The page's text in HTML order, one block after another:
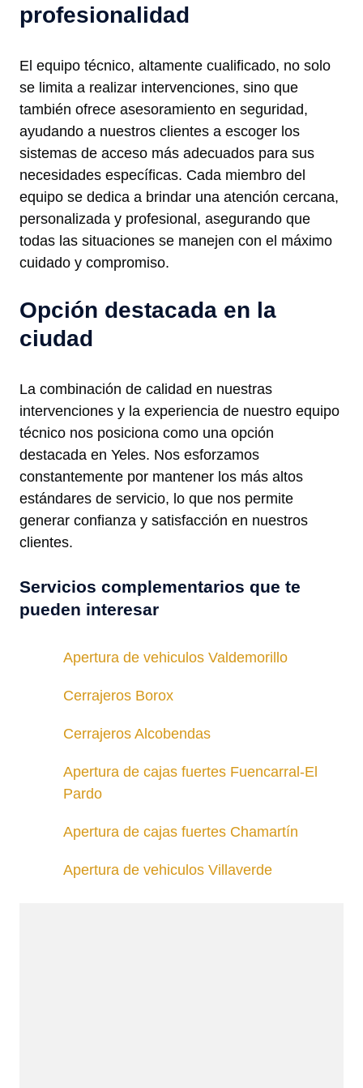
profesionalidad
El equipo técnico, altamente cualificado, no solo
se limita a realizar intervenciones, sino que
también ofrece asesoramiento en seguridad,
ayudando a nuestros clientes a escoger los
sistemas de acceso más adecuados para sus
necesidades específicas. Cada miembro del
equipo se dedica a brindar una atención cercana,
personalizada y profesional, asegurando que
todas las situaciones se manejen con el máximo
cuidado y compromiso.
Opción destacada en la
ciudad
La combinación de calidad en nuestras
intervenciones y la experiencia de nuestro equipo
técnico nos posiciona como una opción
destacada en Yeles. Nos esforzamos
constantemente por mantener los más altos
estándares de servicio, lo que nos permite
generar confianza y satisfacción en nuestros
clientes.
Servicios complementarios que te
pueden interesar
Apertura de vehiculos Valdemorillo
Cerrajeros Borox
Cerrajeros Alcobendas
Apertura de cajas fuertes Fuencarral-El
Pardo
Apertura de cajas fuertes Chamartín
Apertura de vehiculos Villaverde